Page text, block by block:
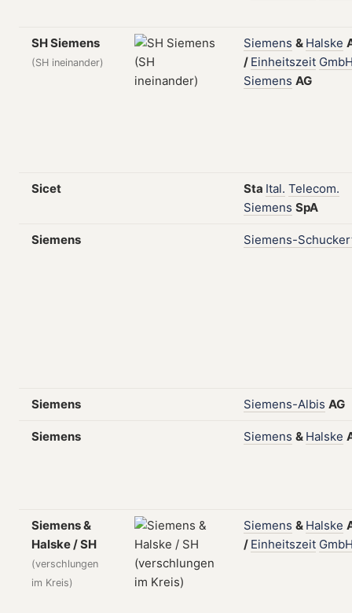
SH Siemens
(SH ineinander)
Siemens & Halske
/ Einheitszeit
Siemens AG
Sicet Sta Ital. Telecom.
Siemens SpA
Siemens Siemens-
Siemens Siemens-Albis AG
Siemens Siemens & Halske
Siemens &
Halske / SH
(verschlungen
im Kreis)
Siemens & Halske
/ Einheitszeit